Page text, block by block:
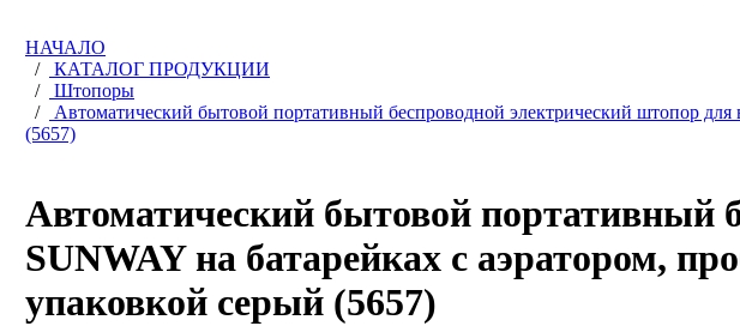
НАЧАЛО
/
КАТАЛОГ ПРОДУКЦИИ
/
Штопоры
/
Автоматический бытовой портативный беспроводной электрический штопор
(5657)
Автоматический бытовой портативный
SUNWAY на батарейках с аэратором,
упаковкой серый (5657)